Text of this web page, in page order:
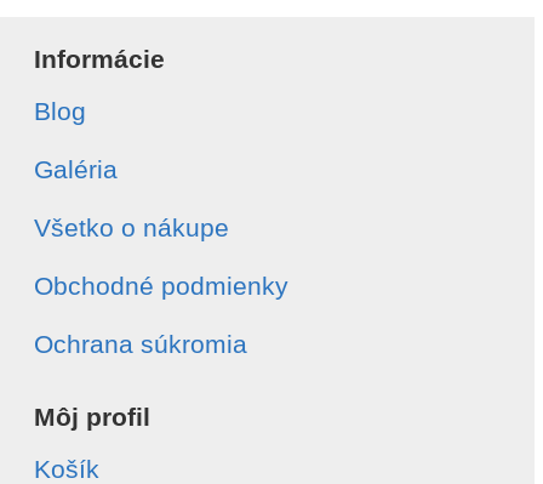
Informácie
Blog
Galéria
Všetko o nákupe
Obchodné podmienky
Ochrana súkromia
Môj profil
Košík